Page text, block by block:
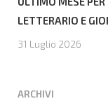
LETTERARIO E
31 Luglio 2026
ARCHIVI